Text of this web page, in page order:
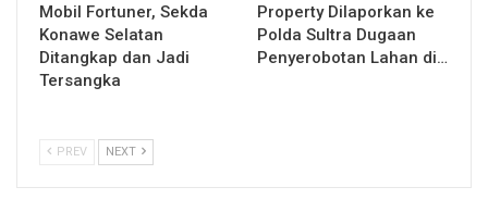
Mobil Fortuner, Sekda
Konawe Selatan
Ditangkap dan Jadi
Tersangka
Property Dilaporkan ke
Polda Sultra Dugaan
Penyerobotan Lahan di…
PREV NEXT